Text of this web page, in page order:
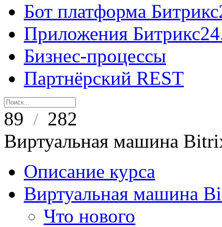
Бот платформа
Приложения
Бизнес-процессы
Партнёрский REST
89 / 282
Виртуальная машина
Описание курса
Виртуальная машина
Что нового